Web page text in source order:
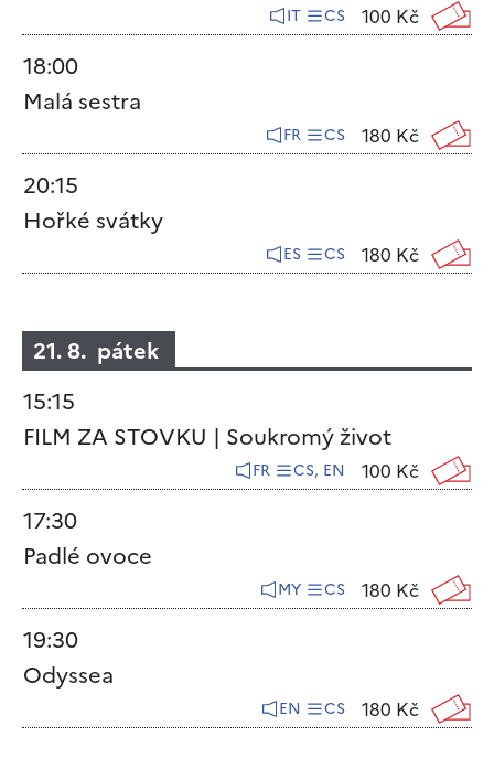
IT CS 100 Kč
18:00
Malá sestra
FR CS 180 Kč
20:15
Hořké svátky
ES CS 180 Kč
21. 8. pátek
15:15
FILM ZA STOVKU | Soukromý život
FR CS, EN 100 Kč
17:30
Padlé ovoce
MY CS 180 Kč
19:30
Odyssea
EN CS 180 Kč